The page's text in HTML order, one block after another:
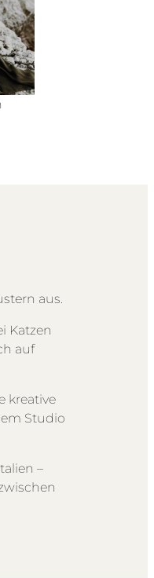
aus.
Katzen
auf
kreative
Studio
–